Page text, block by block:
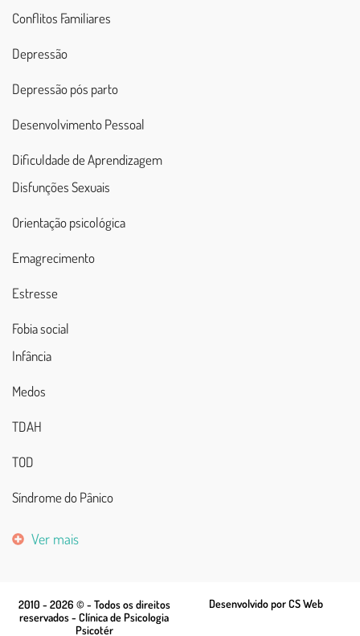
Conflitos Familiares
Depressão
Depressão pós parto
Desenvolvimento Pessoal
Dificuldade de Aprendizagem
Disfunções Sexuais
Orientação psicológica
Emagrecimento
Estresse
Fobia social
Infância
Medos
TDAH
TOD
Síndrome do Pânico
Ver mais
2010 - 2026 © - Todos os direitos
reservados - Clínica de Psicologia
Psicotér
Desenvolvido por CS Web